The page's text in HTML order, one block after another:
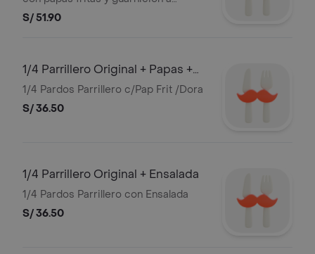
elección.
S/ 51.90
1/4 Parrillero Original + Papas +
Ensal.
1/4 Pardos Parrillero c/Pap Frit /Dora
S/ 36.50
1/4 Parrillero Original + Ensalada
1/4 Pardos Parrillero con Ensalada
S/ 36.50